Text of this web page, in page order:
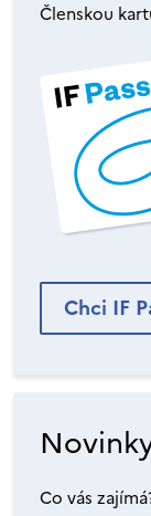
Členskou
Chci IF
Co vás